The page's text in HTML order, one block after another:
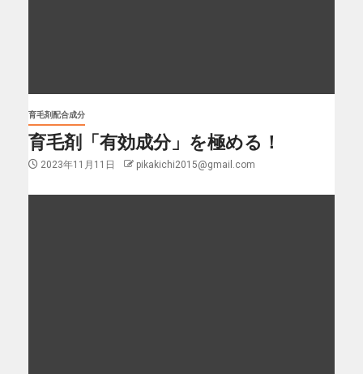
育毛剤配合成分
育毛剤「有効成分」を極める！
2023年11月11日 pikakichi2015@gmail.com